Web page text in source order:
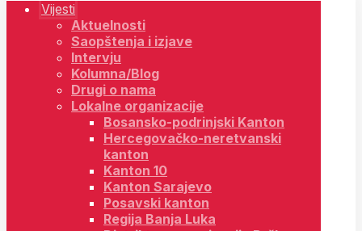
Vijesti
Aktuelnosti
Saopštenja i izjave
Intervju
Kolumna/Blog
Drugi o nama
Lokalne organizacije
Bosansko-podrinjski Kanton
Hercegovačko-neretvanski
kanton
Kanton 10
Kanton Sarajevo
Posavski kanton
Regija Banja Luka